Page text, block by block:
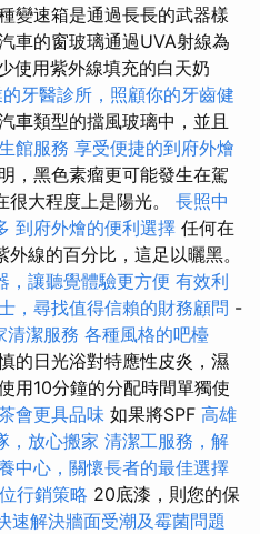
變速箱是通過長長的武器樣
車的窗玻璃通過UVA射線為
使用紫外線填充的白天奶
牙醫診所，照顧你的牙齒健
車類型的擋風玻璃中，並且
館服務 享受便捷的到府外燴
，黑色素瘤更可能發生在駕
大程度上是陽光。 長照中
到府外燴的便利選擇 任何在
線的百分比，這足以曬黑。
，讓聽覺體驗更方便 有效利
，尋找值得信賴的財務顧問 -
清潔服務 各種風格的吧檯
的日光浴對特應性皮炎，濕
用10分鐘的分配時間單獨使
會更具品味 如果將SPF 高雄
，放心搬家 清潔工服務，解
中心，關懷長者的最佳選擇
行銷策略 20底漆，則您的保
速解決牆面受潮及霉菌問題